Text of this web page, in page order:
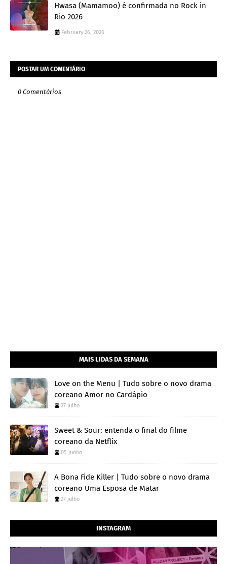
Hwasa (Mamamoo) é confirmada no Rock in
Rio 2026
February 26, 2026
POSTAR UM COMENTÁRIO
0 Comentários
MAIS LIDAS DA SEMANA
Love on the Menu | Tudo sobre o novo drama
coreano Amor no Cardápio
27 julho
Sweet & Sour: entenda o final do filme
coreano da Netflix
05 junho
A Bona Fide Killer | Tudo sobre o novo drama
coreano Uma Esposa de Matar
27 julho
INSTAGRAM